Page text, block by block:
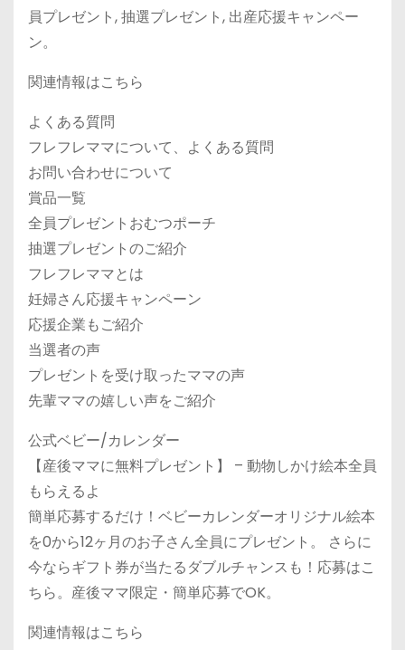
員プレゼント, 抽選プレゼント, 出産応援キャンペー
ン。
関連情報はこちら
よくある質問
フレフレママについて、よくある質問
お問い合わせについて
賞品一覧
全員プレゼントおむつポーチ
抽選プレゼントのご紹介
フレフレママとは
妊婦さん応援キャンペーン
応援企業もご紹介
当選者の声
プレゼントを受け取ったママの声
先輩ママの嬉しい声をご紹介
公式ベビー/カレンダー
【産後ママに無料プレゼント】 – 動物しかけ絵本全員
もらえるよ
簡単応募するだけ！ベビーカレンダーオリジナル絵本
を0から12ヶ月のお子さん全員にプレゼント。 さらに
今ならギフト券が当たるダブルチャンスも！応募はこ
ちら。産後ママ限定・簡単応募でOK。
関連情報はこちら